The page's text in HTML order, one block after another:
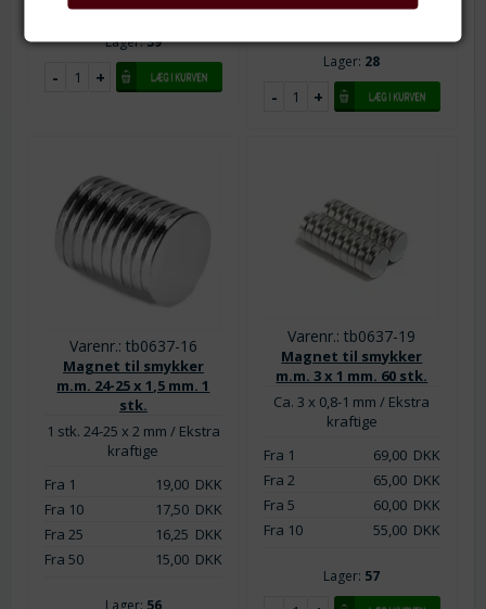
Lager:39
Fra 10
39,00DKK
Lager: 28
Varenr.: tb0637-16
Magnet til smykker
m.m. 24-25 x 1,5 mm. 1
stk.
1 stk. 24-25 x 2 mm / Ekstra
kraftige
Fra 1
19,00DKK
Fra 10
17,50DKK
Fra 25
16,25 DKK
Fra 50
15,00DKK
Lager: 56
Varenr.: tb0637-19
Magnet til smykker
m.m. 3 x 1 mm. 60 stk.
Ca. 3 x 0,8-1 mm / Ekstra
kraftige
Fra 1
69,00 DKK
Fra 2
65,00 DKK
Fra 5
60,00 DKK
Fra 10
55,00 DKK
Lager: 57